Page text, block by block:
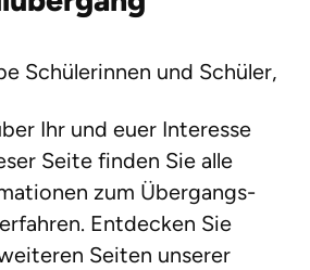
Schülerinnen und Schüler,
Ihr und euer Interesse
Seite finden Sie alle
zum Übergangs-
Entdecken Sie
Seiten unserer